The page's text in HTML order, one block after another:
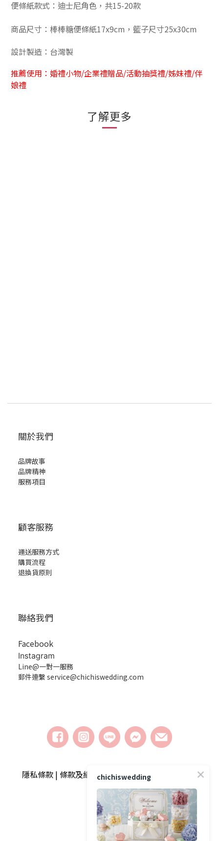
便條紙款式：迪士尼角色，共15-20款
商品尺寸：棒棒糖便條紙17x9cm，籃子尺寸25x30cm
設計製造：台灣製
推薦使用：婚禮小物/企業禮贈品/活動抽獎禮/姊妹禮/伴
娘禮
了解更多
關於我們
品牌故事
品牌精神
服務項目
顧客服務
運送服務方式
購買流程
退換貨原則
聯絡我們
Facebook
Instagram
Line@一對一服務
郵件連繫 service@chichiswedding.com
隱私條款 | 條款及細則 | 2018 © chichiswedding婚
禮小物
chichiswedding